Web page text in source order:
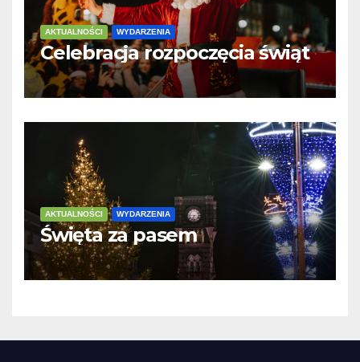
AKTUALNOŚCI WYDARZENIA
Celebracja rozpoczęcia świąt
AKTUALNOŚCI WYDARZENIA
Święta za pasem